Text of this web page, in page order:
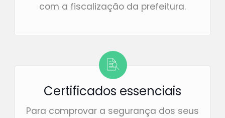
com a fiscalização da prefeitura.
Certificados essenciais
Para comprovar a segurança dos seus